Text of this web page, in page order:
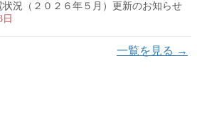
状況（２０２６年５月）更新のお知らせ
一覧を見る →